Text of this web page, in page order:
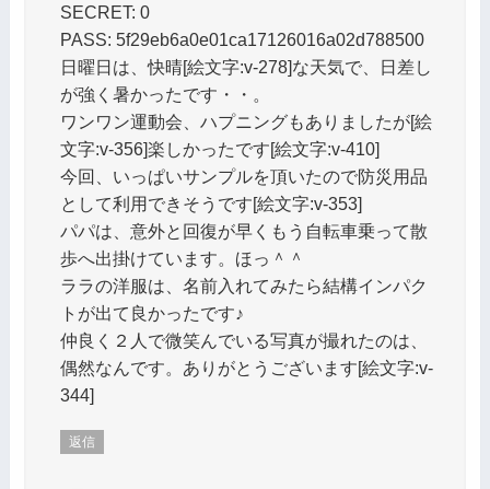
SECRET: 0
PASS: 5f29eb6a0e01ca17126016a02d788500
日曜日は、快晴[絵文字:v-278]な天気で、日差し
が強く暑かったです・・。
ワンワン運動会、ハプニングもありましたが[絵
文字:v-356]楽しかったです[絵文字:v-410]
今回、いっぱいサンプルを頂いたので防災用品
として利用できそうです[絵文字:v-353]
パパは、意外と回復が早くもう自転車乗って散
歩へ出掛けています。ほっ＾＾
ララの洋服は、名前入れてみたら結構インパク
トが出て良かったです♪
仲良く２人で微笑んでいる写真が撮れたのは、
偶然なんです。ありがとうございます[絵文字:v-
344]
返信